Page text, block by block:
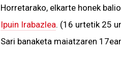
Horretarako, elkarte honek
Ipuin Irabazlea. (16 urtetik 25
Sari banaketa maiatzaren